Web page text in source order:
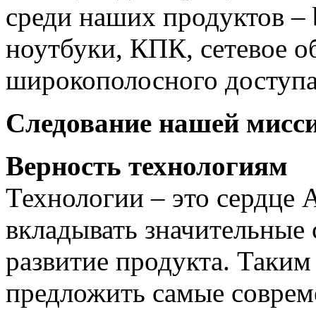
среди наших продуктов
ноутбуки, КПК, сетевое
широкополосного
Следование нашей
Верность технологиям
Технологии – это
вкладывать значительные
развитие продукта.
предложить самые